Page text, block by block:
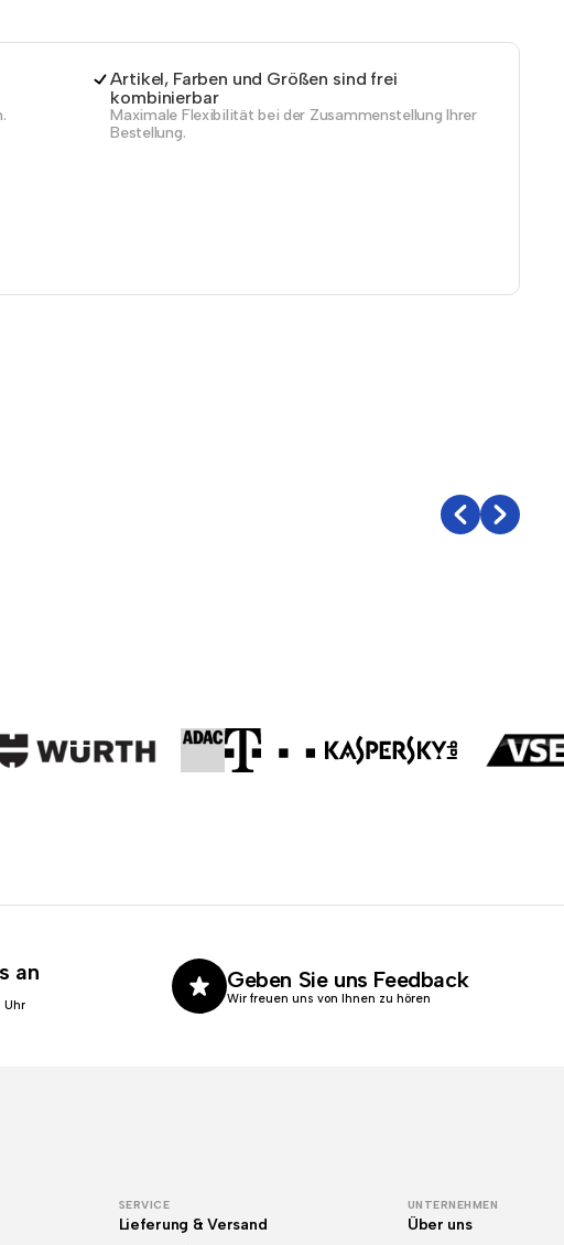
Artikel, Farben und Größen sind frei
kombinierbar
Maximale Flexibilität bei der Zusammenstellung Ihrer
Bestellung.
an
Uhr
Geben Sie uns Feedback
Wir freuen uns von Ihnen zu hören
SERVICE
Lieferung & Versand
UNTERNEHMEN
Über uns